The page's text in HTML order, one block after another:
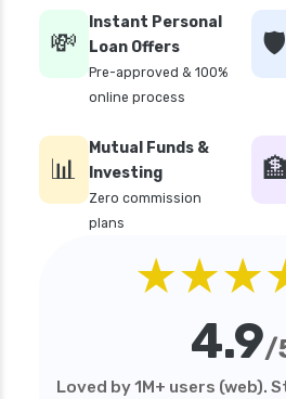
💸
Instant Personal
Loan Offers
Pre-approved & 100%
online process
🛡️
📊
Mutual Funds &
Investing
Zero commission
plans
🏦
4.9/
Loved by 1M+ users (web).